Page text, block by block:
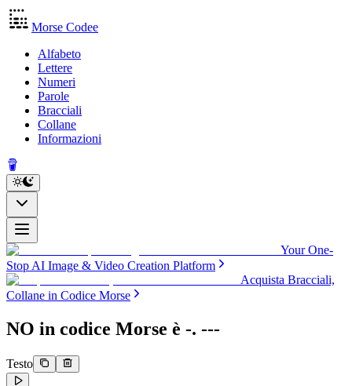
Morse Codee
Alfabeto
Lettere
Numeri
Parole
Bracciali
Collane
Informazioni
Your One-
Stop AI Image & Video Creation Platform
Acquista Bracciali,
Collane in Codice Morse
NO in codice Morse è -. ---
Testo